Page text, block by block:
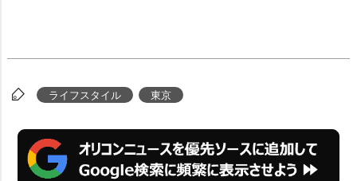
ライフスタイル 東京